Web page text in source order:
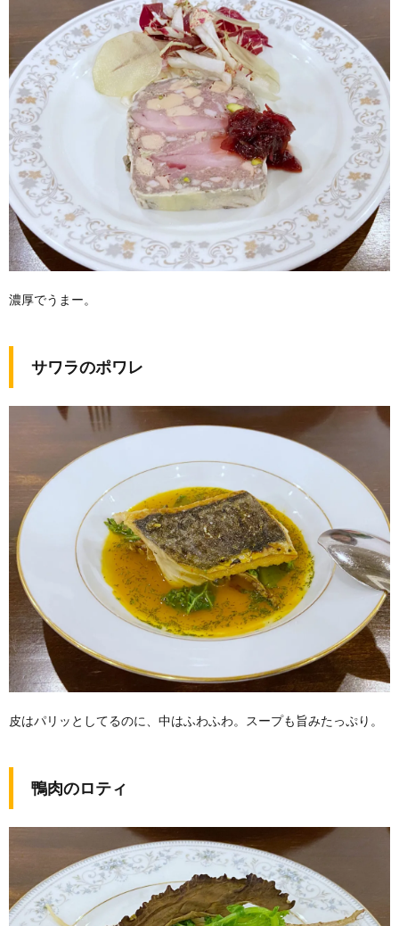
濃厚でうまー。
サワラのポワレ
皮はパリッとしてるのに、中はふわふわ。スープも旨みたっぷり。
鴨肉のロティ